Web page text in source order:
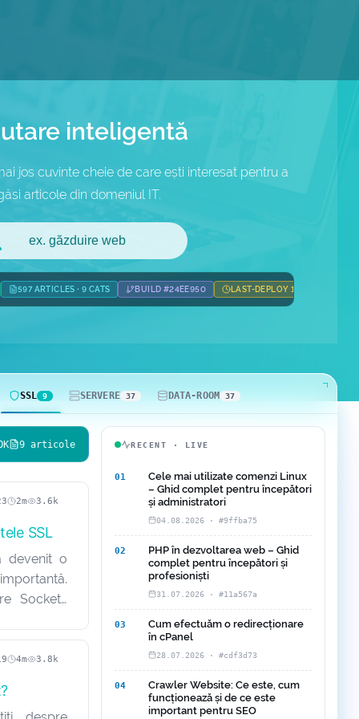
inteligentă
jos cuvinte cheie de care ești interesat pentru a
articole din domeniul IT.
597 ARTICLES · 9 CATS BUILD #24EE950 LAST-DEPLOY 1D
SSL 9 SERVERE 37 DATA-ROOM 37
9 articole
2m
3.6k
SSL
devenit o
Sockets
articol,
ce sunt
4m
3.8k
RECENT · LIVE
01
Cele mai utilizate comenzi Linux
– Ghid complet pentru începători
și administratori
04.08.2026 · #9ffba75
02
PHP în dezvoltarea web – Ghid
complet pentru începători și
profesioniști
31.07.2026 · #11a567a
03
Cum efectuăm o redirecționare
în cPanel
28.07.2026 · #cdf3d73
04
Crawler Website: Ce este, cum
funcționează și de ce este
important pentru SEO